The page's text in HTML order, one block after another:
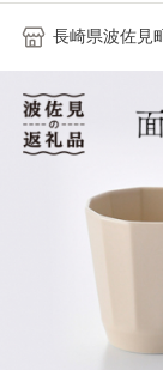
長崎県波佐見町